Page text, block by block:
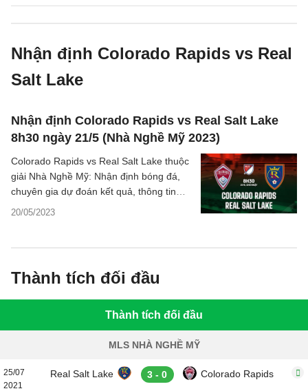
Nhận định Colorado Rapids vs Real
Salt Lake
Nhận định Colorado Rapids vs Real Salt Lake
8h30 ngày 21/5 (Nhà Nghề Mỹ 2023)
20/05/2023
Colorado Rapids vs Real Salt Lake thuộc
giải Nhà Nghề Mỹ: Nhận định bóng đá,
chuyên gia dự đoán kết quả, thông tin
phân tích tỷ số trận đấu.
Thành tích đối đầu
Thành tích đối đầu
MLS NHÀ NGHỀ MỸ
25/07
2021
Real Salt Lake 3 - 0 Colorado Rapids